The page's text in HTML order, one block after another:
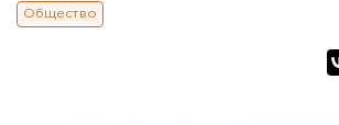
Общество